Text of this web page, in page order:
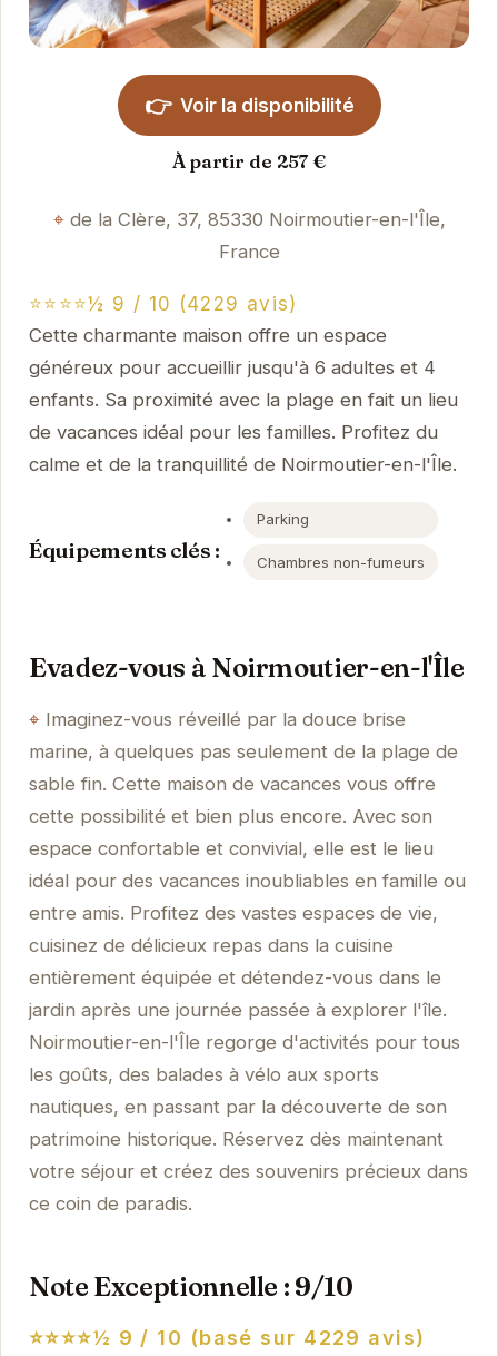
👉 Voir la disponibilité
À partir de 257 €
de la Clère, 37, 85330 Noirmoutier-en-l'Île,
France
⭐⭐⭐⭐½ 9 / 10 (4229 avis)
Cette charmante maison offre un espace
généreux pour accueillir jusqu'à 6 adultes et 4
enfants. Sa proximité avec la plage en fait un lieu
de vacances idéal pour les familles. Profitez du
calme et de la tranquillité de Noirmoutier-en-l'Île.
Équipements clés :
Parking
Chambres non-fumeurs
Evadez-vous à Noirmoutier-en-l'Île
Imaginez-vous réveillé par la douce brise
marine, à quelques pas seulement de la plage de
sable fin. Cette maison de vacances vous offre
cette possibilité et bien plus encore. Avec son
espace confortable et convivial, elle est le lieu
idéal pour des vacances inoubliables en famille ou
entre amis. Profitez des vastes espaces de vie,
cuisinez de délicieux repas dans la cuisine
entièrement équipée et détendez-vous dans le
jardin après une journée passée à explorer l'île.
Noirmoutier-en-l'Île regorge d'activités pour tous
les goûts, des balades à vélo aux sports
nautiques, en passant par la découverte de son
patrimoine historique. Réservez dès maintenant
votre séjour et créez des souvenirs précieux dans
ce coin de paradis.
Note Exceptionnelle : 9/10
⭐⭐⭐⭐½ 9 / 10 (basé sur 4229 avis)